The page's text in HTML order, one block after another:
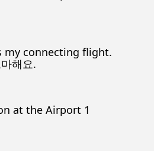
my connecting flight.
해요.
at the Airport 1